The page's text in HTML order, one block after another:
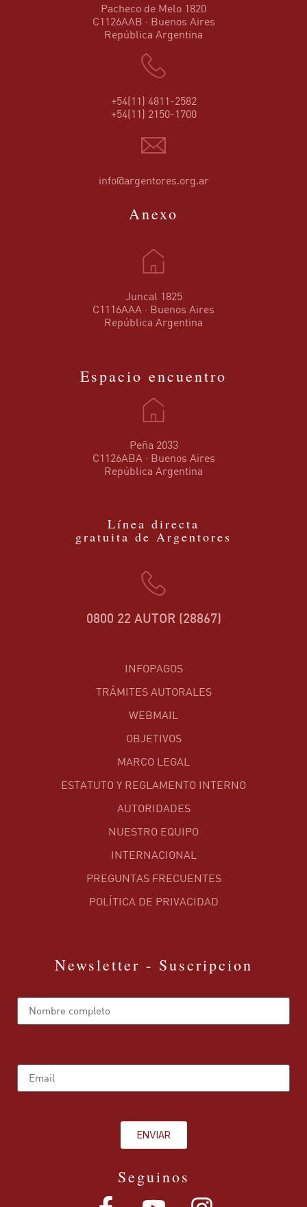
Pacheco de Melo 1820
C1126AAB · Buenos Aires
República Argentina
+54(11) 4811-2582
+54(11) 2150-1700
info@argentores.org.ar
Anexo
Juncal 1825
C1116AAA · Buenos Aires
República Argentina
Espacio encuentro
Peña 2033
C1126ABA · Buenos Aires
República Argentina
Línea directa
gratuita de Argentores
0800 22 AUTOR (28867)
INFOPAGOS
TRÁMITES AUTORALES
WEBMAIL
OBJETIVOS
MARCO LEGAL
ESTATUTO Y REGLAMENTO INTERNO
AUTORIDADES
NUESTRO EQUIPO
INTERNACIONAL
PREGUNTAS FRECUENTES
POLÍTICA DE PRIVACIDAD
Newsletter - Suscripcion
ENVIAR
Seguinos